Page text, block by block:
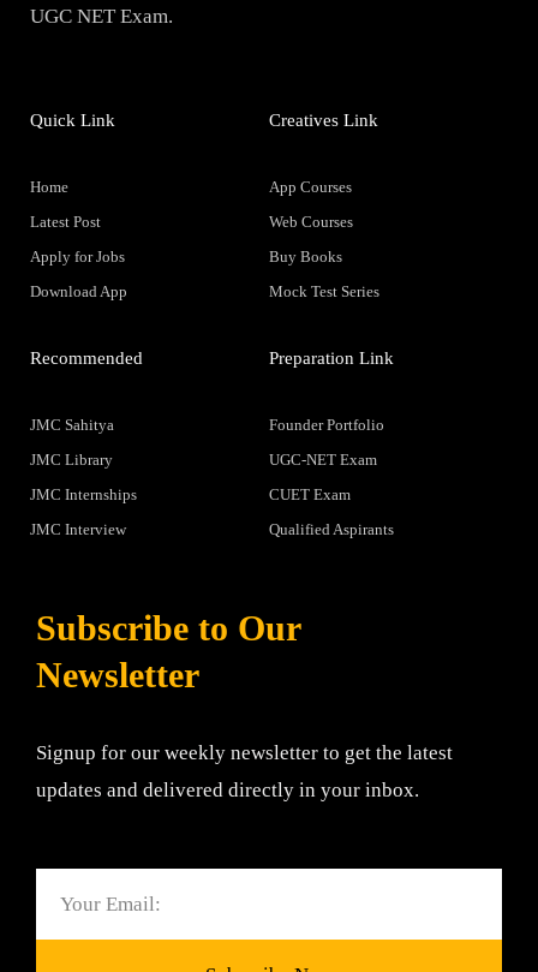
UGC NET Exam.
Quick Link
Home
Latest Post
Apply for Jobs
Download App
Creatives Link
App Courses
Web Courses
Buy Books
Mock Test Series
Recommended
JMC Sahitya
JMC Library
JMC Internships
JMC Interview
Preparation Link
Founder Portfolio
UGC-NET Exam
CUET Exam
Qualified Aspirants
Subscribe to Our
Newsletter
Signup for our weekly newsletter to get the latest
updates and delivered directly in your inbox.